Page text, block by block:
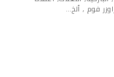
فوم , ألخ…